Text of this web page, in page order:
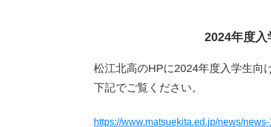
2024年度
松江北高のHPに2024年度入学生向
下記でご覧ください。
https://www.matsuekita.ed.jp/news/